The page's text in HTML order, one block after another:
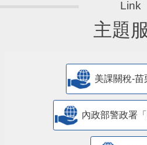
主題
美課關稅-苗
內政部警政署